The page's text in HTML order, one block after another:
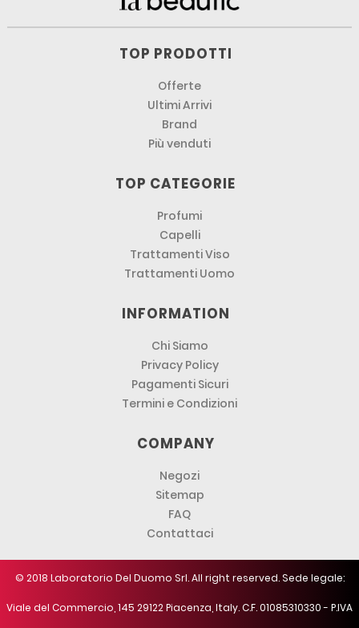
TOP PRODOTTI
Offerte
Ultimi Arrivi
Brand
Più venduti
TOP CATEGORIE
Profumi
Capelli
Trattamenti Viso
Trattamenti Uomo
INFORMATION
Chi Siamo
Privacy Policy
Pagamenti Sicuri
Termini e Condizioni
COMPANY
Negozi
Sitemap
FAQ
Contattaci
© 2018 Laboratorio Del Duomo Srl. All right reserved. Sede legale:
Viale del Commercio, 145 29122 Piacenza, Italy. C.F. 01085310330 - P.IVA